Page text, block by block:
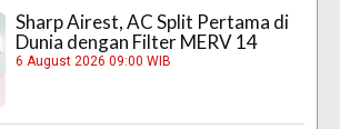
Sharp Airest, AC Split Pertama di
Dunia dengan Filter MERV 14
6 August 2026 09:00 WIB